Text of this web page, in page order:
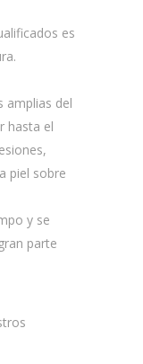
es
amplias del
hasta el
piel sobre
y se
parte